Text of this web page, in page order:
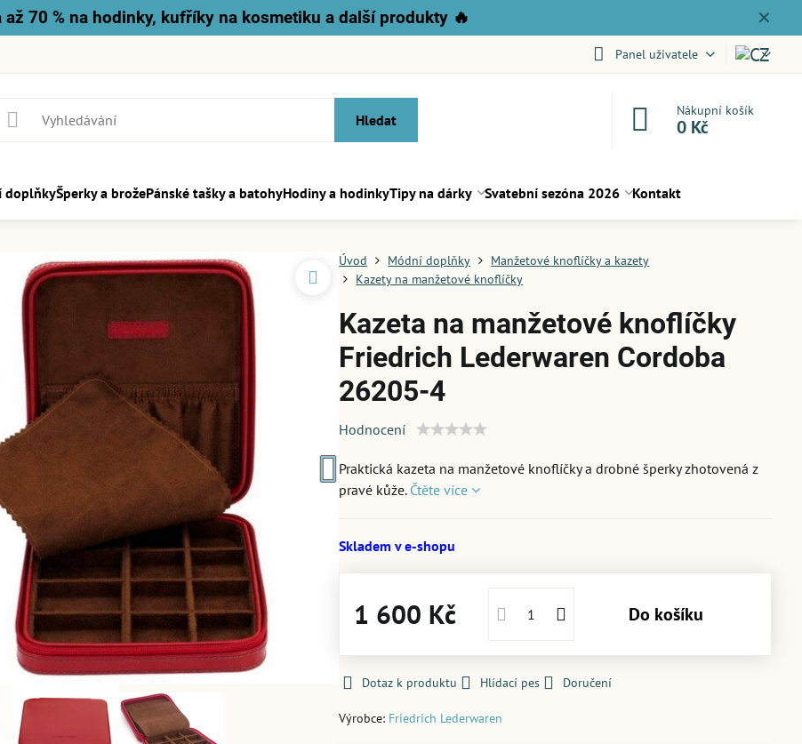
✕
až 70 % na hodinky, kufříky na kosmetiku a další produkty 🔥
Panel uživatele
Hledat
Nákupní košík
0 Kč
doplňkyŠperky a brožePánské tašky a batohyHodiny a hodinkyTipy na dárky Svatební sezóna 2026 Kontakt
Úvod Módní doplňky
Manžetové knoflíčky a kazety
Kazety na manžetové knoflíčky
Kazeta na manžetové knoflíčky
Friedrich Lederwaren Cordoba
26205-4
Hodnocení
Praktická kazeta na manžetové knoflíčky a drobné šperky zhotovená z
pravé kůže. Čtěte více
Skladem v e-shopu
1 600 Kč Do košíku
Dotaz k produktu Hlídací pes Doručení
Výrobce: Friedrich Lederwaren